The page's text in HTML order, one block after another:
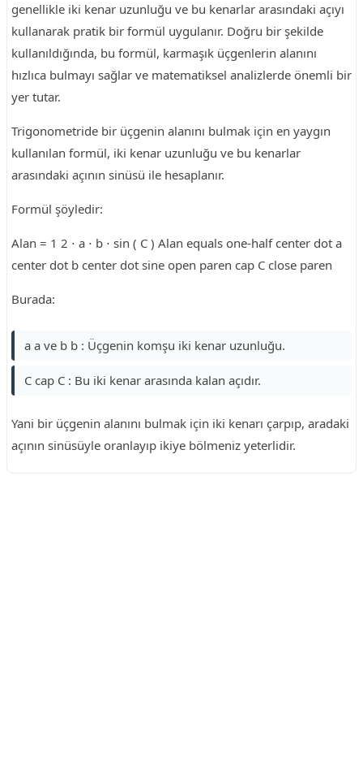
genellikle iki kenar uzunluğu ve bu kenarlar arasındaki açıyı
kullanarak pratik bir formül uygulanır. Doğru bir şekilde
kullanıldığında, bu formül, karmaşık üçgenlerin alanını
hızlıca bulmayı sağlar ve matematiksel analizlerde önemli bir
yer tutar.
Trigonometride bir üçgenin alanını bulmak için en yaygın
kullanılan formül, iki kenar uzunluğu ve bu kenarlar
arasındaki açının sinüsü ile hesaplanır.
Formül şöyledir:
Alan = 1 2 ⋅ a ⋅ b ⋅ sin ( C ) Alan equals one-half center dot a
center dot b center dot sine open paren cap C close paren
Burada:
a a ve b b : Üçgenin komşu iki kenar uzunluğu.
C cap C : Bu iki kenar arasında kalan açıdır.
Yani bir üçgenin alanını bulmak için iki kenarı çarpıp, aradaki
açının sinüsüyle oranlayıp ikiye bölmeniz yeterlidir.